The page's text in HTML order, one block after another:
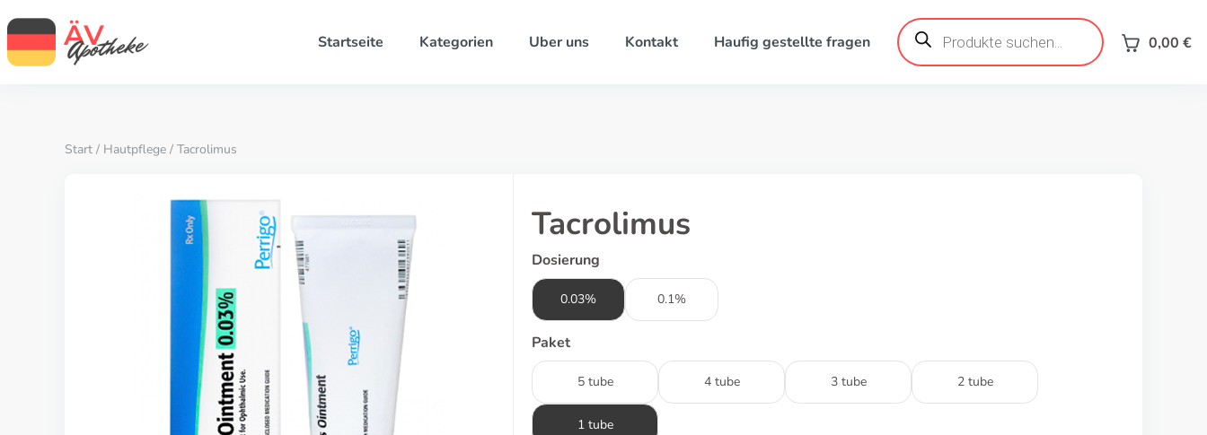
Startseite Kategorien Uber uns Kontakt Haufig gestellte fragen
Products
search 0,00 €
Start / Hautpflege / Tacrolimus
Tacrolimus
Dosierung
0.03% 0.1%
Paket
5 tube 4 tube 3 tube 2 tube
1 tube